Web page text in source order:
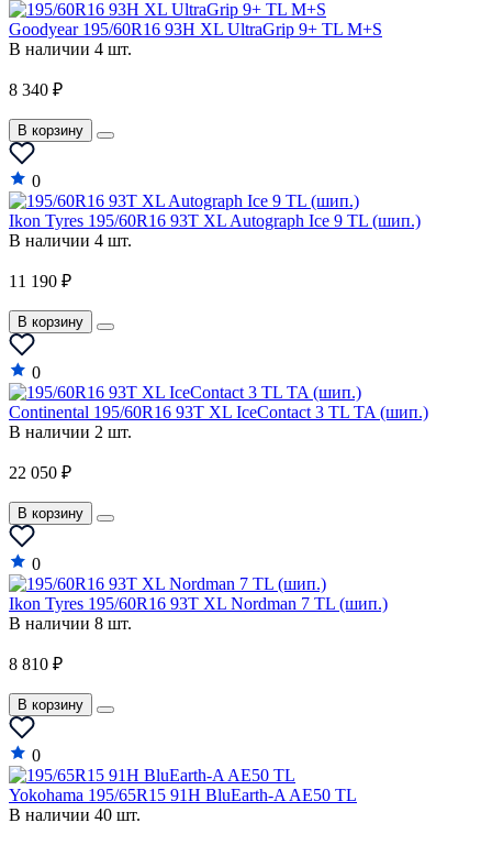
Goodyear 195/60R16 93H XL UltraGrip 9+ TL M+S
В наличии 4 шт.
8 340 ₽
В корзину
0
Ikon Tyres 195/60R16 93T XL Autograph Ice 9 TL (шип.)
В наличии 4 шт.
11 190 ₽
В корзину
0
Continental 195/60R16 93T XL IceContact 3 TL TA (шип.)
В наличии 2 шт.
22 050 ₽
В корзину
0
Ikon Tyres 195/60R16 93T XL Nordman 7 TL (шип.)
В наличии 8 шт.
8 810 ₽
В корзину
0
Yokohama 195/65R15 91H BluEarth-A AE50 TL
В наличии 40 шт.